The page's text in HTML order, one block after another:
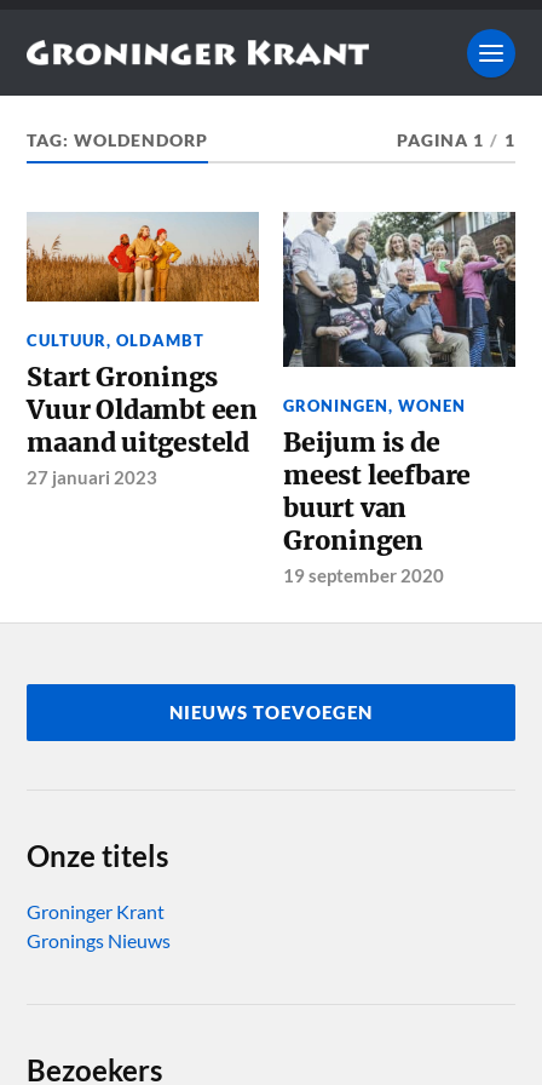
TAG:WOLDENDORP PAGINA 1 / 1
CULTUUR,OLDAMBT
Start Gronings
Vuur Oldambt een
maand uitgesteld
27 januari 2023
GRONINGEN,WONEN
Beijum is de
meest leefbare
buurt van
Groningen
19 september 2020
NIEUWS TOEVOEGEN
Onze titels
Groninger Krant
Gronings Nieuws
Bezoekers